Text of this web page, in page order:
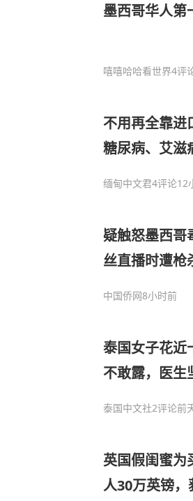
墨西哥华人第
嘻嘻哈哈看世界4评
不用再全靠进
糖尿病、艾滋
缅甸中文君4评论12
疑触怒墨西哥
丝直播时遭枪
中国侨网8小时前
泰国女子花近
不敢露，医生
泰国中文社2评论前
英国假闺蜜为
人30万英镑，